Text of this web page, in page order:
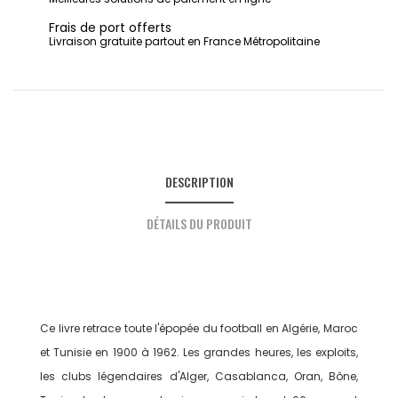
Frais de port offerts
Livraison gratuite partout en France Métropolitaine
DESCRIPTION
DÉTAILS DU PRODUIT
Ce livre retrace toute l'épopée du football en Algérie, Maroc
et Tunisie en 1900 à 1962. Les grandes heures, les exploits,
les clubs légendaires d'Alger, Casablanca, Oran, Bône,